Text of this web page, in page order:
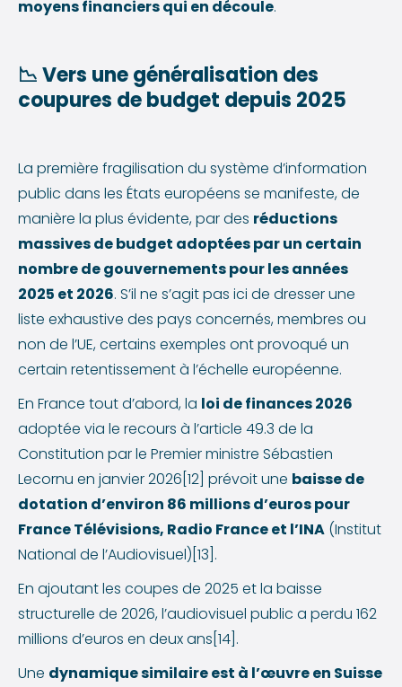
moyens financiers qui en découle.
📉Vers une généralisation des
coupures de budget depuis 2025
La première fragilisation du système d’information
public dans les États européens se manifeste, de
manière la plus évidente, par des réductions
massives de budget adoptées par un certain
nombre de gouvernements pour les années
2025 et 2026. S’il ne s’agit pas ici de dresser une
liste exhaustive des pays concernés, membres ou
non de l’UE, certains exemples ont provoqué un
certain retentissement à l’échelle européenne.
En France tout d’abord, la loi de finances 2026
adoptée via le recours à l’article 49.3 de la
Constitution par le Premier ministre Sébastien
Lecornu en janvier 2026[12] prévoit une baisse de
dotation d’environ 86 millions d’euros pour
France Télévisions, Radio France et l’INA (Institut
National de l’Audiovisuel)[13].
En ajoutant les coupes de 2025 et la baisse
structurelle de 2026, l’audiovisuel public a perdu 162
millions d’euros en deux ans[14].
Une dynamique similaire est à l’œuvre en Suisse